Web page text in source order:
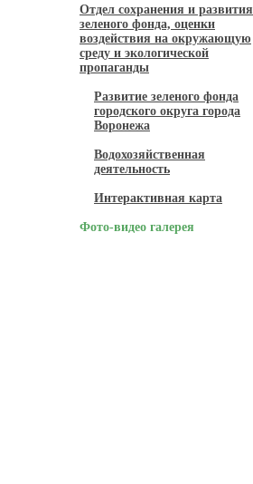
Отдел сохранения и развития
зеленого фонда, оценки
воздействия на окружающую
среду и экологической
пропаганды
Развитие зеленого фонда
городского округа города
Воронежа
Водохозяйственная
деятельность
Интерактивная карта
Фото-видео галерея